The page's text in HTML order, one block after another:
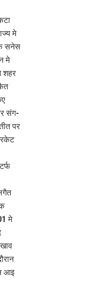
मे
सनेस
मे
शहर
संग-
पर
मे
आइ